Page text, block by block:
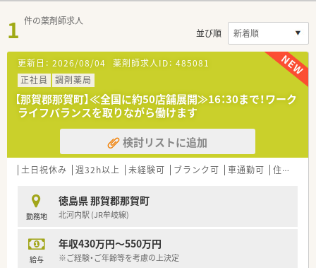
1 件の薬剤師求人
並び順
更新日： 2026/08/04 薬剤師求人ID： 485081
正社員
調剤薬局
【那賀郡那賀町】≪全国に約50店舗展開≫16：30まで！ワーク
ライフバランスを取りながら働けます
検討リストに追加
土日祝休み 週32h以上 未経験可 ブランク可 車通勤可 住宅補助(手当)あり
勤務地
徳島県 那賀郡那賀町
北河内駅 (JR牟岐線)
給与
年収430万円～550万円
※ご経験・ご年齢等を考慮の上決定